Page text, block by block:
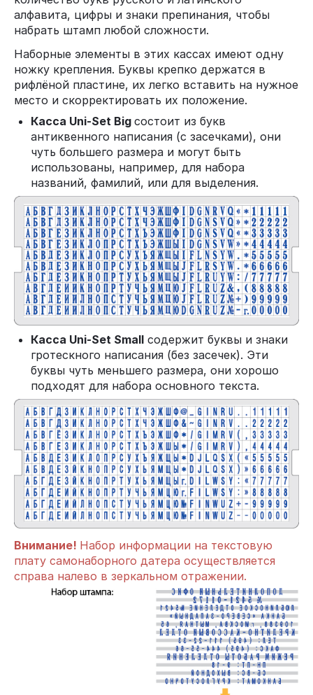
алфавита, цифры и знаки препинания, чтобы
набрать штамп любой сложности.
Наборные элементы в этих кассах имеют одну
ножку крепления. Буквы крепко держатся в
рифлёной пластине, их легко вставить на нужное
место и скорректировать их положение.
Касса Uni-Set Big состоит из букв
антиквенного написания (с засечками), они
чуть большего размера и могут быть
использованы, например, для набора
названий, фамилий, или для выделения.
Касса Uni-Set Small содержит буквы и знаки
гротескного написания (без засечек). Эти
буквы чуть меньшего размера, они хорошо
подходят для набора основного текста.
Внимание! Набор информации на текстовую
плату самонаборного датера осуществляется
справа налево в зеркальном отражении.